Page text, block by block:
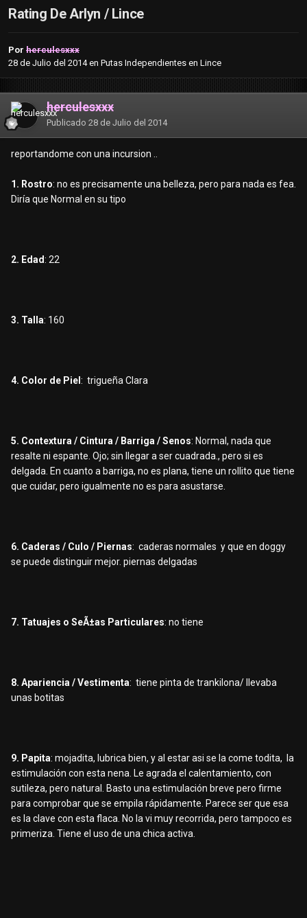
Rating De Arlyn / Lince
Por herculesxxx
28 de Julio del 2014en Putas Independientes en Lince
herculesxxx
Publicado 28 de Julio del 2014
reportandome con una incursion ..
1. Rostro: no es precisamente una belleza, pero para nada es fea.
Diría que Normal en su tipo
2. Edad: 22
3. Talla: 160
4. Color de Piel : trigueña Clara
5. Contextura / Cintura / Barriga / Senos: Normal, nada que
resalte ni espante. Ojo; sin llegar a ser cuadrada., pero si es
delgada. En cuanto a barriga, no es plana, tiene un rollito que tiene
que cuidar, pero igualmente no es para asustarse.
6. Caderas / Culo / Piernas: caderas normales y que en doggy
se puede distinguir mejor. piernas delgadas
7. Tatuajes o SeÃ±as Particulares: no tiene
8. Apariencia / Vestimenta: tiene pinta de trankilona/ llevaba
unas botitas
9. Papita: mojadita, lubrica bien, y al estar asi se la come todita, la
estimulación con esta nena. Le agrada el calentamiento, con
sutileza, pero natural. Basto una estimulación breve pero firme
para comprobar que se empila rápidamente. Parece ser que esa
es la clave con esta flaca. No la vi muy recorrida, pero tampoco es
primeriza. Tiene el uso de una chica activa.